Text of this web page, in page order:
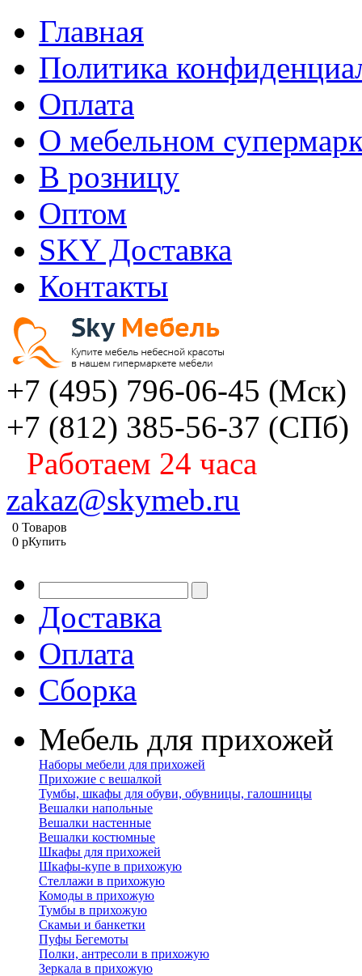
Главная
Политика
Оплата
О мебельном
В розницу
Оптом
SKY Доставка
Контакты
+7 (495) 796-06-45 (Мск)
+7 (812) 385-56-37 (СПб)
Работаем 24 часа
zakaz@skymeb.ru
0 Товаров
0 pКупить
Доставка
Оплата
Сборка
Мебель для прихожей
Наборы мебели для прихожей
Прихожие с вешалкой
Тумбы, шкафы для обуви, обувницы, галошницы
Вешалки напольные
Вешалки настенные
Вешалки костюмные
Шкафы для прихожей
Шкафы-купе в прихожую
Стеллажи в прихожую
Комоды в прихожую
Тумбы в прихожую
Скамьи и банкетки
Пуфы Бегемоты
Полки, антресоли в прихожую
Зеркала в прихожую